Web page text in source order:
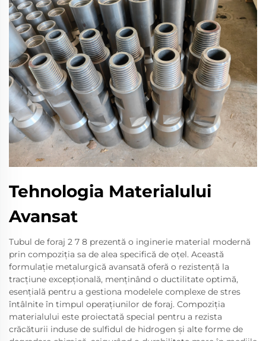
Tehnologia Materialului
Avansat
Tubul de foraj 2 7 8 prezentă o inginerie material modernă
prin compoziția sa de alea specifică de oțel. Această
formulație metalurgică avansată oferă o rezistență la
tracțiune excepțională, menținând o ductilitate optimă,
esențială pentru a gestiona modelele complexe de stres
întâlnite în timpul operațiunilor de foraj. Compoziția
materialului este proiectată special pentru a rezista
crăcăturii induse de sulfidul de hidrogen și alte forme de